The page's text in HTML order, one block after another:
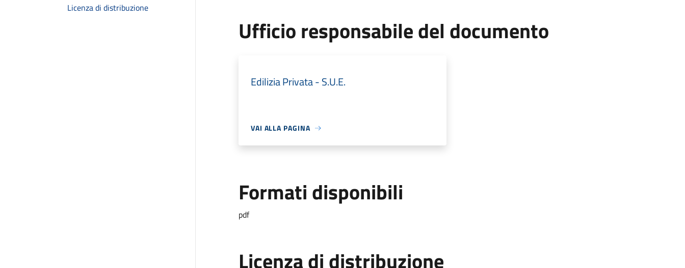
Licenza di distribuzione
Ufficio responsabile del documento
Edilizia Privata - S.U.E.
VAI ALLA PAGINA
Formati disponibili
pdf
Licenza di distribuzione